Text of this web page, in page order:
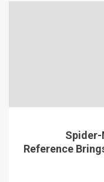
Spider-
Reference